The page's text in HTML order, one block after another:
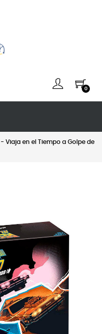
0
Viaja en el Tiempo a Golpe de